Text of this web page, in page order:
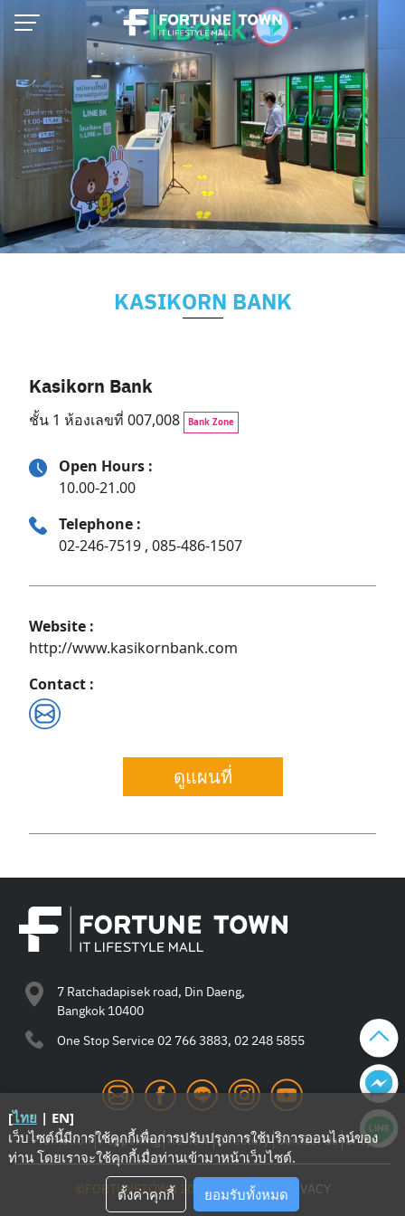
Skip
content
KASIKORN BANK
Kasikorn Bank
ชั้น 1 ห้องเลขที่ 007,008 Bank Zone
Open Hours :
10.00-21.00
Telephone :
02-246-7519 , 085-486-1507
Website :
http://www.kasikornbank.com
Contact :
ดูแผนที่
7 Ratchadapisek road, Din Daeng,
Bangkok 10400
One Stop Service 02 766 3883, 02 248 5855
Promotion Happening Review Directory Contact Us Shop
©FORTUNETOWN 2021—TERMS—PRIVACY
[ไทย | EN]
เว็บไซต์นี้มีการใช้คุกกี้เพื่อการปรับปรุงการใช้บริการออนไลน์ของ
ท่าน โดยเราจะใช้คุกกี้เมื่อท่านเข้ามาหน้าเว็บไซต์.
ตั้งค่าคุกกี้ ยอมรับทั้งหมด